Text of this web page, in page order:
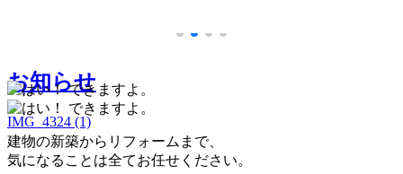
お知らせ
IMG_4324 (1)
建物の新築からリフォームまで、
気になることは全てお任せください。